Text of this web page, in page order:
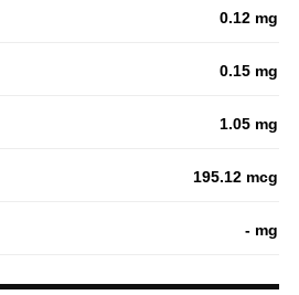
0.12 mg
0.15 mg
1.05 mg
195.12 mcg
- mg